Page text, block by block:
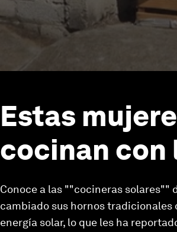
Estas
cocinan con
Conoce a las ""cocineras solares""
cambiado sus hornos tradicionales
energía solar, lo que les ha